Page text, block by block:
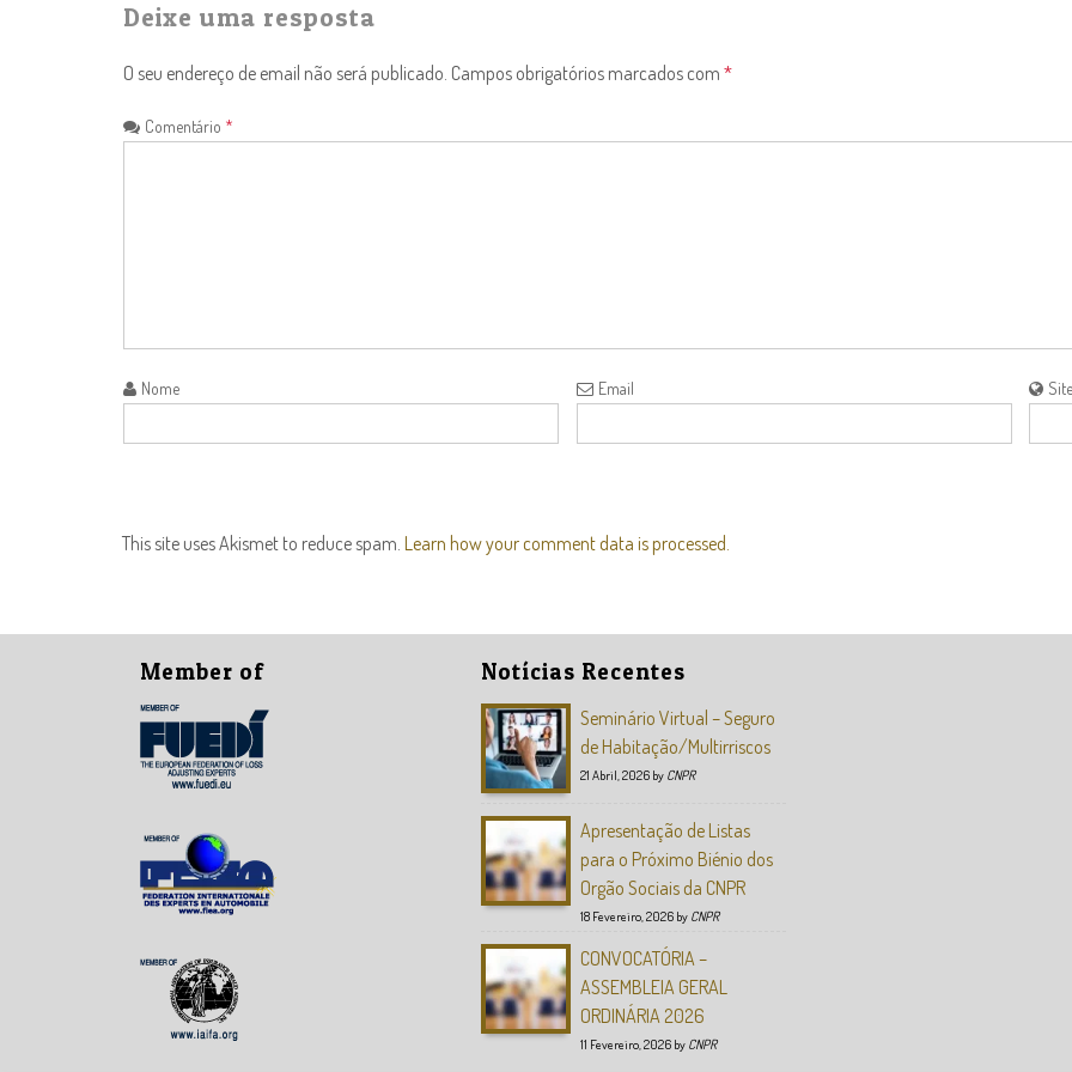
Deixe uma resposta
O seu endereço de email não será publicado. Campos obrigatórios marcados com *
Comentário *
Nome Email
This site uses Akismet to reduce spam. Learn how your comment data is processed.
Member of Notícias Recentes
Seminário Virtual – Seguro
de Habitação/Multirriscos
21 Abril, 2026 by CNPR
Apresentação de Listas
para o Próximo Biénio dos
Orgão Sociais da CNPR
18 Fevereiro, 2026 by CNPR
CONVOCATÓRIA –
ASSEMBLEIA GERAL
ORDINÁRIA 2026
11 Fevereiro, 2026 by CNPR